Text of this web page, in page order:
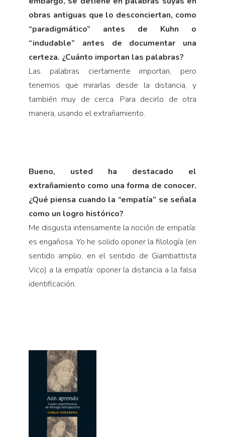
obras antiguas que lo desconciertan, como
“paradigmático” antes de Kuhn o
“indudable” antes de documentar una
certeza. ¿Cuánto importan las palabras?
Las palabras ciertamente importan, pero
tenemos que mirarlas desde la distancia, y
también muy de cerca. Para decirlo de otra
manera, usando el extrañamiento.
Bueno, usted ha destacado el
extrañamiento como una forma de conocer.
¿Qué piensa cuando la “empatía” se señala
como un logro histórico?
Me disgusta intensamente la noción de empatía:
es engañosa. Yo he solido ​​oponer la filología (en
sentido amplio, en el sentido de Giambattista
Vico) a la empatía: oponer la distancia a la falsa
identificación.